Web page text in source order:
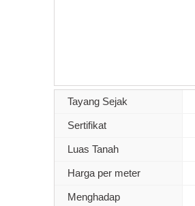
Tayang Sejak
Sertifikat
Luas Tanah
Harga per meter
Menghadap